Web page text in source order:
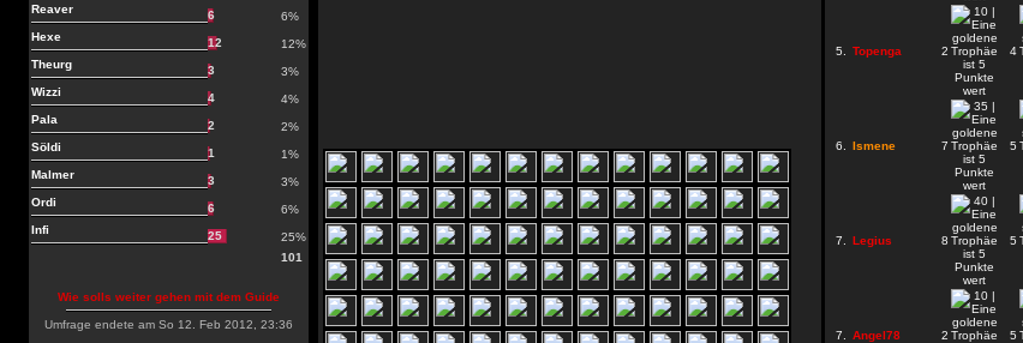
Reaver
6
6%
Hexe
12
12%
Theurg
3
3%
Wizzi
4
4%
Pala
2
2%
Söldi
1
1%
Malmer
3
3%
Ordi
6
6%
Infi
25
25%
101
Wie solls weiter gehen mit dem Guide
Umfrage endete am So 12. Feb 2012, 23:36
5. Topenga 2 4
6. Ismene 7 5
7. Legius 8 5
7. Angel78 2 5